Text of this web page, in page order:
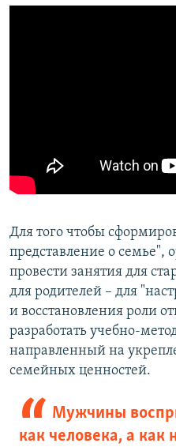
Для того чтобы
представление о семье",
провести занятия для
для родителей – для
и восстановления роли
разработать учебно-
направленный на
семейных ценностей.
Мужчины
как человека, а как